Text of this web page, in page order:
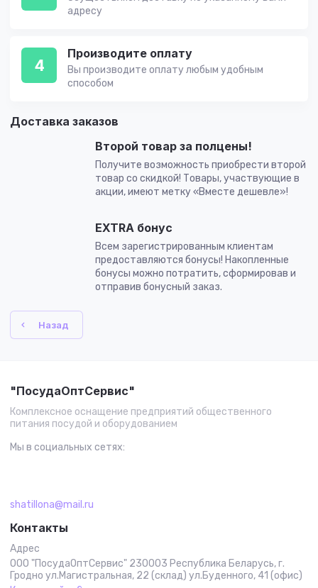
адресу
4
Производите оплату
Вы производите оплату любым удобным
способом
Доставка заказов
Второй товар за полцены!
Получите возможность приобрести второй
товар со скидкой! Товары, участвующие в
акции, имеют метку «Вместе дешевле»!
EXTRA бонус
Всем зарегистрированным клиентам
предоставляются бонусы! Накопленные
бонусы можно потратить, сформировав и
отправив бонусный заказ.
Назад
"ПосудаОптСервис"
Комплексное оснащение предприятий общественного
питания посудой и оборудованием
Мы в социальных сетях:
shatillona@mail.ru
Контакты
Адрес
ООО "ПосудаОптСервис" 230003 Республика Беларусь, г.
Гродно ул.Магистральная, 22 (склад) ул.Буденного, 41 (офис)